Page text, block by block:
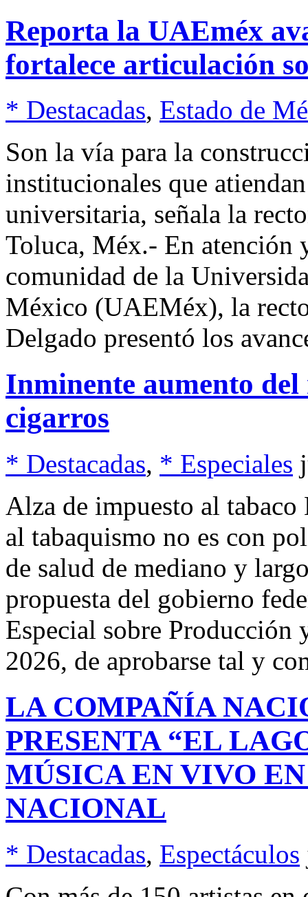
Reporta la UAEméx
fortalece articulación
* Destacadas, Estado de
Son la vía para la
institucionales que
universitaria, señala la
Toluca, Méx.- En atención
comunidad de la
México (UAEMéx), la
Delgado presentó los
Inminente aumento del
cigarros
* Destacadas, * Especiales
Alza de impuesto al tabaco
al tabaquismo no es con
de salud de mediano y
propuesta del gobierno
Especial sobre Producción
2026, de aprobarse tal y
LA COMPAÑÍA
PRESENTA “EL
MÚSICA EN VIVO
NACIONAL
* Destacadas, Espectáculos